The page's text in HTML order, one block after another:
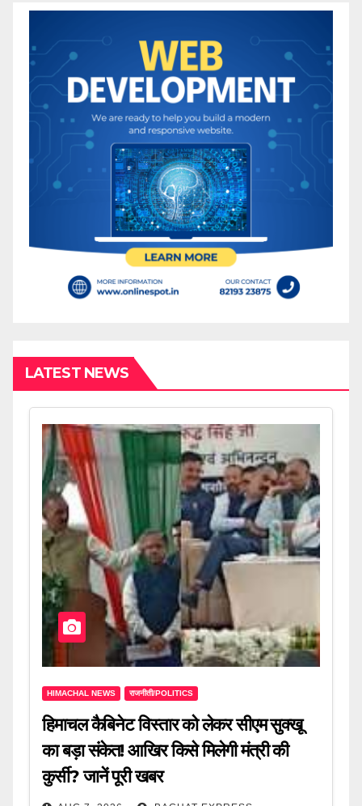
LATEST NEWS
HIMACHAL NEWS राजनीती/POLITICS
हिमाचल कैबिनेट विस्तार को लेकर सीएम सुक्खू
का बड़ा संकेत! आखिर किसे मिलेगी मंत्री की
कुर्सी? जानें पूरी खबर